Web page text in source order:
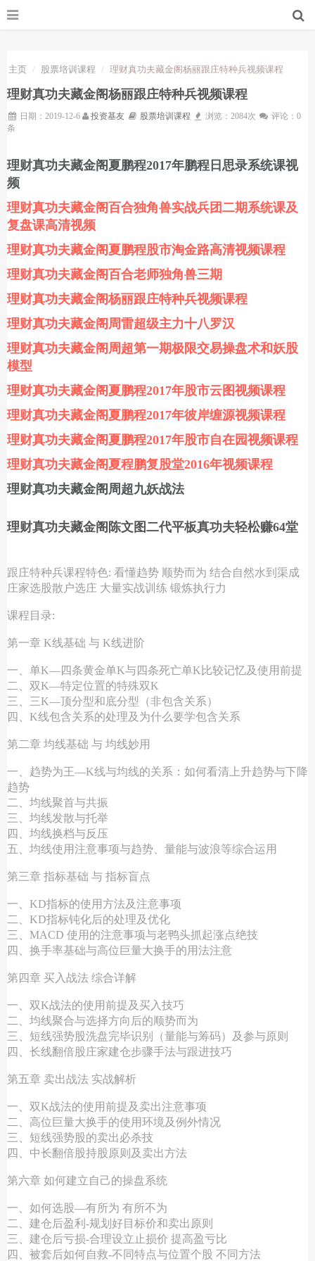
主页 股票培训课程 理财真功夫藏金阁杨丽跟庄特种兵视频课程
理财真功夫藏金阁杨丽跟庄特种兵视频课程
日期：2019-12-6 投资基友 股票培训课程 浏览：2084次
评论：0
条
理财真功夫藏金阁夏鹏程2017年鹏程日思录系统课视
频
理财真功夫藏金阁百合独角兽实战兵团二期系统课及
复盘课高清视频
理财真功夫藏金阁夏鹏程股市淘金路高清视频课程
理财真功夫藏金阁百合老师独角兽三期
理财真功夫藏金阁杨丽跟庄特种兵视频课程
理财真功夫藏金阁周雷超级主力十八罗汉
理财真功夫藏金阁周超第一期极限交易操盘术和妖股
模型
理财真功夫藏金阁夏鹏程2017年股市云图视频课程
理财真功夫藏金阁夏鹏程2017年彼岸缠源视频课程
理财真功夫藏金阁夏鹏程2017年股市自在园视频课程
理财真功夫藏金阁夏程鹏复股堂2016年视频课程
理财真功夫藏金阁周超九妖战法
理财真功夫藏金阁陈文图二代平板真功夫轻松赚64堂
跟‌‌庄特种兵课程特色: 看懂趋势 顺势而为 结合自然水到渠成
庄家选股散户选庄 大量实战训练 锻炼执行力
课程目录:
第一章 K线基础 与 K线进阶
一、单K—四条黄金单K与四条死亡单K比较记忆及使用前提
二、双K—特定位置的特殊双K
三、三K—顶分型和底分型（非包含关系）
四、K线包含关系的处理及为什么要学包含关系
第二章 均线基础 与 均线妙用
一、趋势为王—K线与均线的关系：如何看清上升趋势与下降
趋势
二、均线聚首与共振
三、均线发散与托举
四、均线换档与反压
五、均线使用注意事项与趋势、量能与波浪等综合运用
第三章 指标基础 与 指标盲点
一、KD指标的使用方法及注意事项
二、KD指标钝化后的处理及优化
三、MACD 使用的注意事项与老鸭头抓起涨点绝技
四、换手率基础与高位巨量大换手的用法注意
第四章 买入战法 综合详解
一、双K战法的使用前提及买入技巧
二、均线聚合与选择方向后的顺势而为
三、短线强势股洗盘完毕识别（量能与筹码）及参与原则
四、长线翻倍股庄家建仓步骤手法与跟进技巧
第五章 卖出战法 实战解析
一、双K战法的使用前提及卖出注意事项
二、高位巨量大换手的使用环境及例外情况
三、短线强势股的卖出必杀技
四、中长翻倍股持股原则及卖出方法
第六章 如何建立自己的操盘系统
一、如何选股—有所为 有所不为
二、建仓后盈利-规划好目标价和卖出原则
三、建仓后亏损-合理设立止损价 提高盈亏比
四、被套后如何自救-不同特点与位置个股 不同方法